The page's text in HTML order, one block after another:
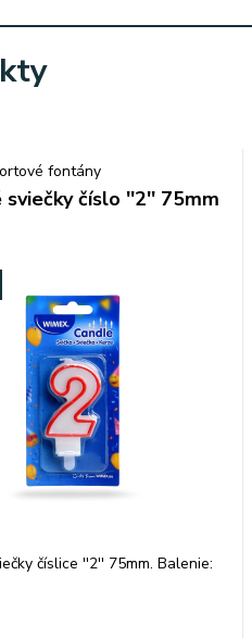
fontány
číslo ''2'' 75mm
číslice ''2'' 75mm. Balenie: